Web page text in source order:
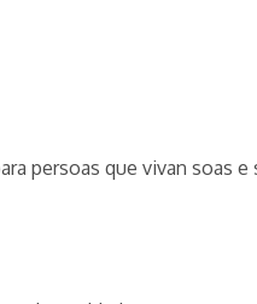
persoas que vivan soas